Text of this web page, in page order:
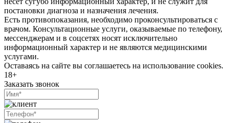
постановки диагноза и назначения лечения.
Есть противопоказания, необходимо проконсультироваться с
врачом. Консультационные услуги, оказываемые по телефону,
мессенджерам и в соцсетях носят исключительно
информационный характер и не являются медицинскими
услугами.
Оставаясь на сайте вы соглашаетесь на использование cookies.
18+
Заказать звонок